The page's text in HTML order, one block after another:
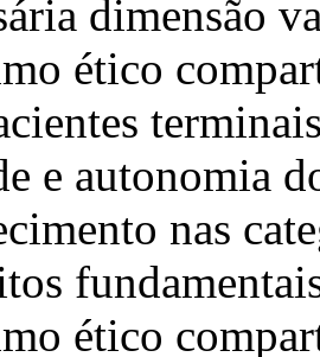
dimensão
ético
e autonomia
nas
ético